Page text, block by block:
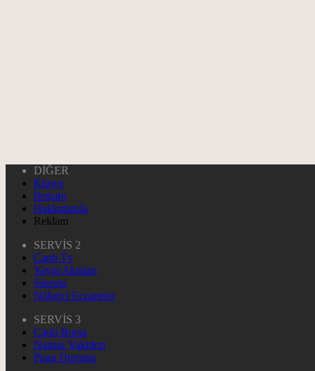
DİĞER
Künye
İletişim
Hakkımızda
Reklam
SERVİS 2
Canlı Tv
Yayın Akışları
Sinema
Nöbetçi Eczaneler
SERVİS 3
Canlı Borsa
Namaz Vakitleri
Puan Durumu